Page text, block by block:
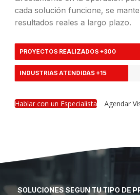
cada solución funcione, se
resultados reales a largo plazo.
PROYECTOS REALIZADOS +300
INDUSTRIAS ATENDIDAS +15
Hablar con un Especialista Agendar
SOLUCIONES SEGUN TU TIPO DE